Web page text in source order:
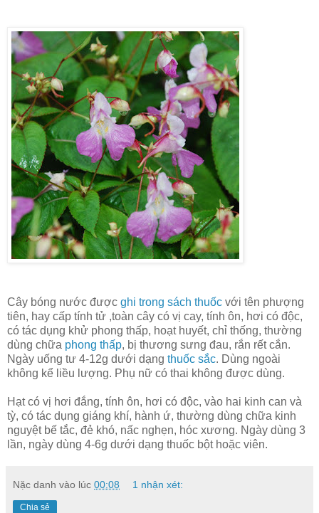
Cây bóng nước được ghi trong sách thuốc với tên phượng
tiên, hay cấp tính tử ,toàn cây có vị cay, tính ôn, hơi có độc,
có tác dụng khử phong thấp, hoạt huyết, chỉ thống, thường
dùng chữa phong thấp, bị thương sưng đau, rắn rết cắn.
Ngày uống tư 4-12g dưới dạng thuốc sắc. Dùng ngoài
không kể liều lượng. Phụ nữ có thai không được dùng.
Hạt có vị hơi đắng, tính ôn, hơi có độc, vào hai kinh can và
tỳ, có tác dụng giáng khí, hành ứ, thường dùng chữa kinh
nguyệt bế tắc, đẻ khó, nấc nghẹn, hóc xương. Ngày dùng 3
lần, ngày dùng 4-6g dưới dạng thuốc bột hoặc viên.
Nặc danh vào lúc 00:08 1 nhận xét:
Chia sẻ